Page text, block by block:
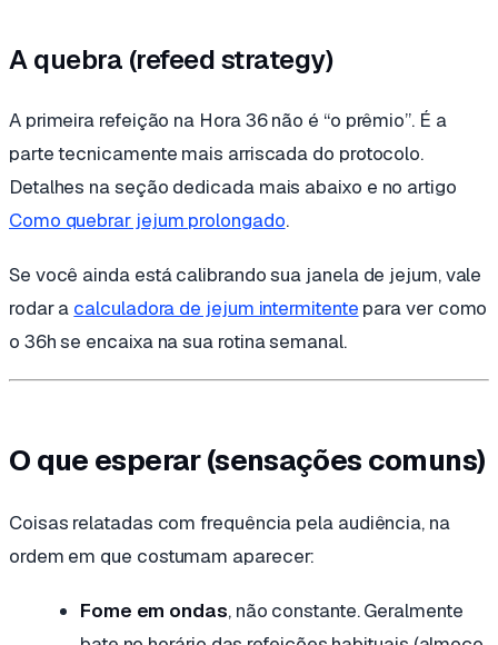
A quebra (refeed strategy)
A primeira refeição na Hora 36 não é “o prêmio”. É a
parte tecnicamente mais arriscada do protocolo.
Detalhes na seção dedicada mais abaixo e no artigo
Como quebrar jejum prolongado.
Se você ainda está calibrando sua janela de jejum, vale
rodar a calculadora de jejum intermitente para ver como
o 36h se encaixa na sua rotina semanal.
O que esperar (sensações comuns)
Coisas relatadas com frequência pela audiência, na
ordem em que costumam aparecer:
Fome em ondas, não constante. Geralmente